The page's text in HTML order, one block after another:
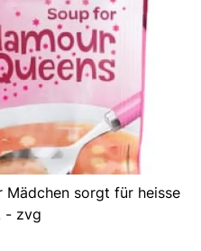
Mädchen sorgt für heisse
- zvg